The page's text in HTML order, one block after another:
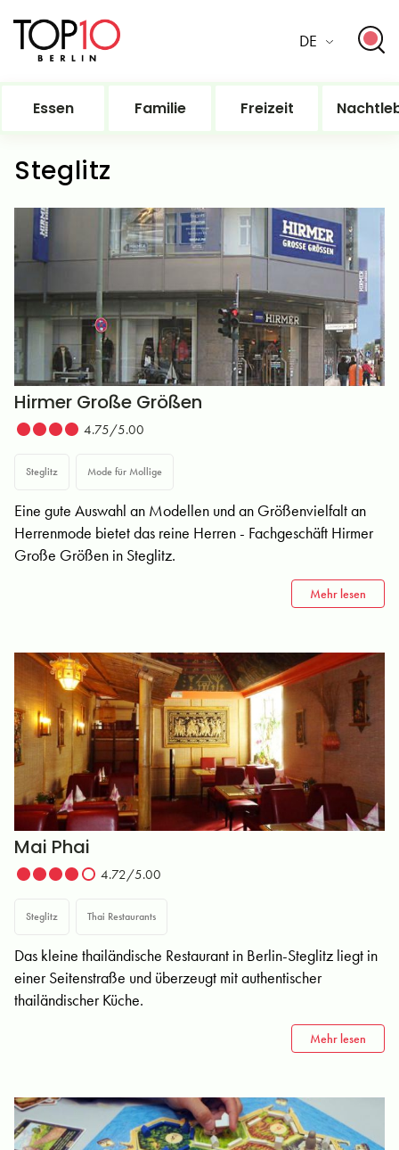
DE
Essen Familie Freizeit
Steglitz
Hirmer Große Größen
4.75/5.00
Steglitz Mode für Mollige
Eine gute Auswahl an Modellen und an Größenvielfalt an
Herrenmode bietet das reine Herren - Fachgeschäft Hirmer
Große Größen in Steglitz.
Mehr lesen
Mai Phai
4.72/5.00
Steglitz Thai Restaurants
Das kleine thailändische Restaurant in Berlin-Steglitz liegt in
einer Seitenstraße und überzeugt mit authentischer
thailändischer Küche.
Mehr lesen